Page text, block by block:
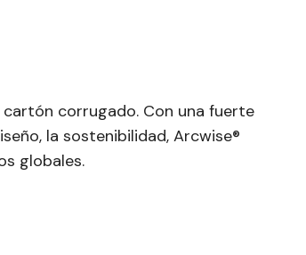
corrugado. Con una fuerte
la sostenibilidad, Arcwise®
globales.